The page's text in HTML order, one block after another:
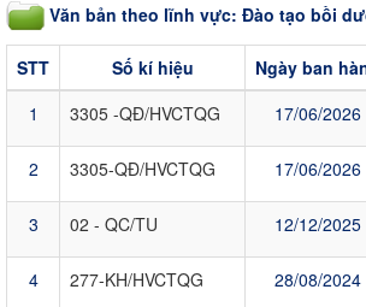
Văn bản theo lĩnh vực: Đào tạo bồi
STT Số kí hiệu
Ngày ban
1
3305 -QĐ/HVCTQG 17/06/2026
2 3305-QĐ/HVCTQG 17/06/2026
3 02 - QC/TU 12/12/2025
4 277-KH/HVCTQG 28/08/2024